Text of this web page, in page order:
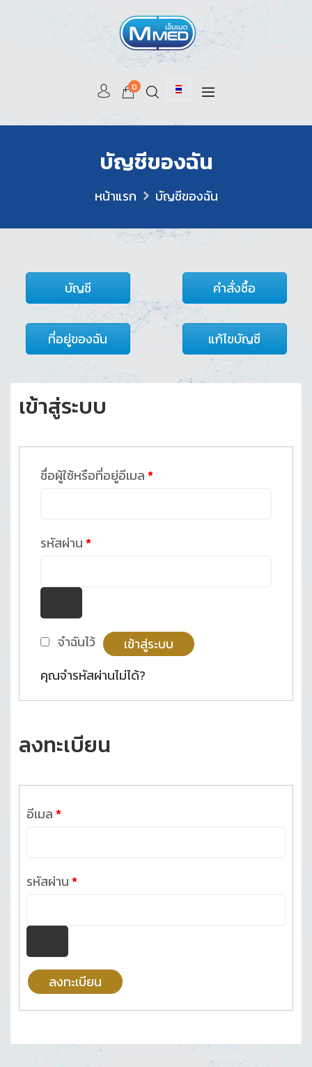
0
บัญชีของฉัน
หน้าแรก บัญชีของฉัน
บัญชี คำสั่งซื้อ
ที่อยู่ของฉัน แก้ไขบัญชี
เข้าสู่ระบบ
ชื่อผู้ใช้หรือที่อยู่อีเมล*ต้องการ
รหัสผ่าน*ต้องการ
จำฉันไว้
เข้าสู่ระบบ
คุณจำรหัสผ่านไม่ได้?
ลงทะเบียน
อีเมล*ต้องการ
รหัสผ่าน*ต้องการ
ลงทะเบียน